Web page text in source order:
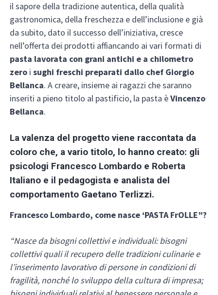
il sapore della tradizione autentica, della qualità
gastronomica, della freschezza e dell’inclusione e già
da subito, dato il successo dell’iniziativa, cresce
nell’offerta dei prodotti affiancando ai vari formati di
pasta lavorata con grani antichi e a chilometro
zero i sughi freschi preparati dallo chef Giorgio
Bellanca. A creare, insieme ai ragazzi che saranno
inseriti a pieno titolo al pastificio, la pasta èVincenzo
Bellanca.
La valenza del progetto viene raccontata da
coloro che, a vario titolo, lo hanno creato: gli
psicologi Francesco Lombardo e Roberta
Italiano e il pedagogista e analista del
comportamento Gaetano Terlizzi.
Francesco Lombardo, come nasce ‘PASTA FrOLLE”?
“Nasce da bisogni collettivi e individuali: bisogni
collettivi quali il recupero delle tradizioni culinarie e
l’inserimento lavorativo di persone in condizioni di
fragilità, nonché lo sviluppo della cultura di impresa;